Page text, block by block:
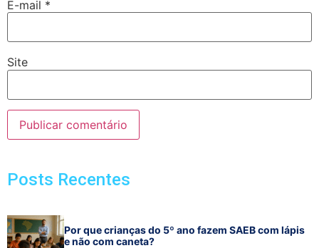
E-mail *
Site
Posts Recentes
Por que crianças do 5º ano fazem SAEB com lápis
e não com caneta?